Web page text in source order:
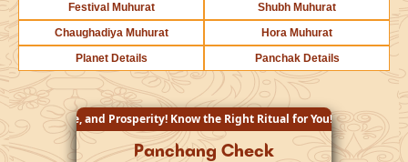
Festival Muhurat
Shubh Muhurat
Chaughadiya Muhurat
Hora Muhurat
Planet Details
Panchak Details
Know the Right Ritual for You!
Panchang Check